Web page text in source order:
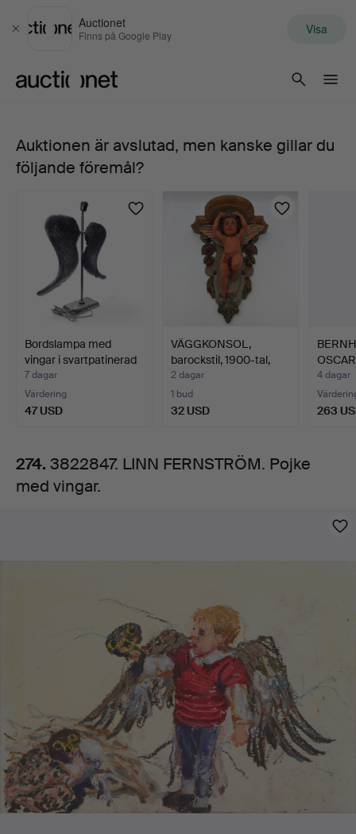
Stäng
Auctionet
Finns på Google Play Visa
274.
FERNSTRÖM.
Pojke
med
vingar.
Auktionen är avslutad, men kanske gillar du
följande föremål?
Bordslampa med
vingar i svartpatinerad
met…
7 dagar
Värdering
47 USD
VÄGGKONSOL,
barockstil, 1900-tal,
träskure…
2 dagar
1 bud
32 USD
med
4 dagar
263
274. 3822847. LINN FERNSTRÖM. Pojke
med vingar.